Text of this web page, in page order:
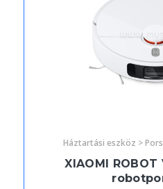
Háztartási eszköz >
XIAOMI ROBOT